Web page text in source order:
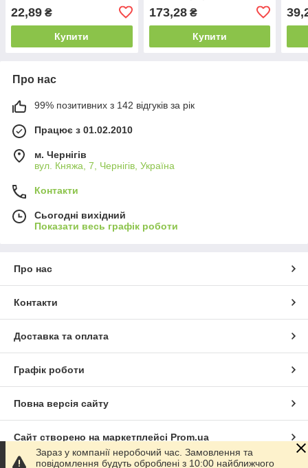
22,89 ₴
Купити
173,28₴
Купити
Про нас
99% позитивних з 142 відгуків за рік
Працює з 01.02.2010
м. Чернігів
вул. Княжа, 7, Чернігів, Україна
Контакти
Сьогодні вихідний
Показати весь графік роботи
Про нас
Контакти
Доставка та оплата
Графік роботи
Повна версія сайту
Сайт створено на маркетплейсі Prom.ua
Зараз у компанії неробочий час. Замовлення та
повідомлення будуть оброблені з 10:00 найближчого